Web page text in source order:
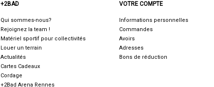
+2BAD
Qui sommes-nous?
Rejoignez la team !
Matériel sportif pour collectivités
Louer un terrain
Actualités
Cartes Cadeaux
Cordage
+2Bad Arena Rennes
VOTRE COMPTE
Informations personnelles
Commandes
Avoirs
Adresses
Bons de réduction